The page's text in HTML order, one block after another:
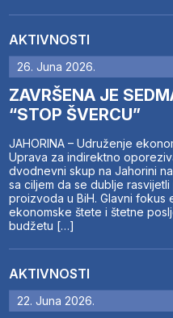
AKTIVNOSTI
26. Juna 2026.
ZAVRŠENA JE
“STOP ŠVERCU”
JAHORINA – Udruženje
Uprava za indirektno
dvodnevni skup na Jahorini
sa ciljem da se dublje
proizvoda u BiH. Glavni
ekonomske štete i štetne
budžetu […]
AKTIVNOSTI
22. Juna 2026.